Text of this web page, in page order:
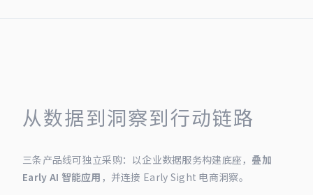
从数据到洞察到行动链路
三条产品线可独立采购：以企业数据服务构建底座， 叠加
Early AI 智能应用 ，并连接 Early Sight 电商洞察。